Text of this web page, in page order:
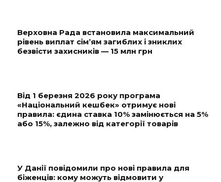
Верховна Рада встановила максимальний
рівень виплат сім’ям загиблих і зниклих
безвісти захисників — 15 млн грн
Від 1 березня 2026 року програма
«Національний кешбек» отримує нові
правила: єдина ставка 10% замінюється на 5%
або 15%, залежно від категорії товарів
У Данії повідомили про нові правила для
біженців: кому можуть відмовити у